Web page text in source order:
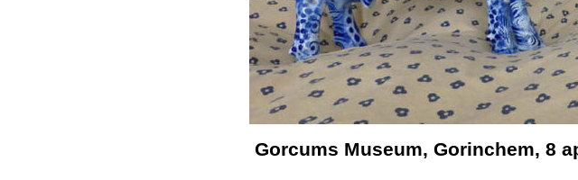
Gorcums Museum, Gorinchem, 8